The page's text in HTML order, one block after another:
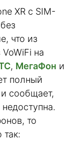
XR с SIM-
что из
на
, МегаФон и
полный
сообщает,
то